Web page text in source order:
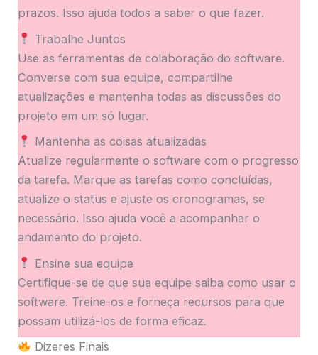
prazos. Isso ajuda todos a saber o que fazer.
Trabalhe Juntos
Use as ferramentas de colaboração do software.
Converse com sua equipe, compartilhe
atualizações e mantenha todas as discussões do
projeto em um só lugar.
Mantenha as coisas atualizadas
Atualize regularmente o software com o progresso
da tarefa. Marque as tarefas como concluídas,
atualize o status e ajuste os cronogramas, se
necessário. Isso ajuda você a acompanhar o
andamento do projeto.
Ensine sua equipe
Certifique-se de que sua equipe saiba como usar o
software. Treine-os e forneça recursos para que
possam utilizá-los de forma eficaz.
Dizeres Finais